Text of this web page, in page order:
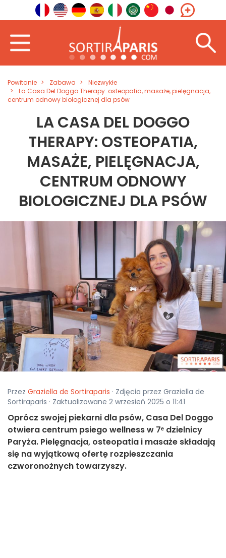
Powitanie Zabawa
Niezwykłe
La Casa Del Doggo Therapy: osteopatia, masaże, pielęgnacja,
centrum odnowy biologicznej dla psów
LA CASA DEL DOGGO
THERAPY: OSTEOPATIA,
MASAŻE, PIELĘGNACJA,
CENTRUM ODNOWY
BIOLOGICZNEJ DLA PSÓW
Przez Graziella de Sortiraparis · Zdjęcia przez Graziella de
Sortiraparis · Zaktualizowane 2 wrzesień 2025 o 11:41
Oprócz swojej piekarni dla psów, Casa Del Doggo
otwiera centrum psiego wellness w 7ᵉ dzielnicy
Paryża. Pielęgnacja, osteopatia i masaże składają
się na wyjątkową ofertę rozpieszczania
czworonożnych towarzyszy.